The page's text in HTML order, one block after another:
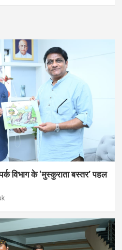
विभाग के ‘मुस्कुराता बस्तर’ पहल